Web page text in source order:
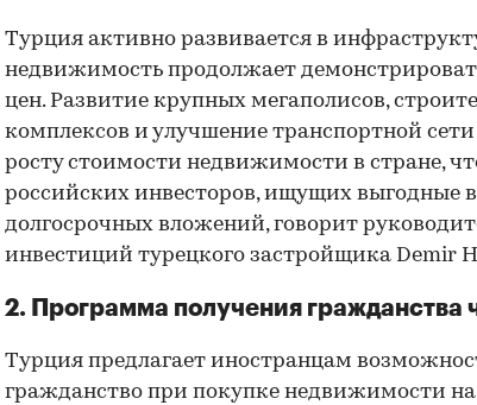
Турция активно развивается в
недвижимость продолжает
цен. Развитие крупных мегаполисов,
комплексов и улучшение транспортной
росту стоимости недвижимости в стране,
российских инвесторов, ищущих выгодные
долгосрочных вложений, говорит
инвестиций турецкого застройщика Demir
2. Программа получения гражданства
Турция предлагает иностранцам
гражданство при покупке недвижимости